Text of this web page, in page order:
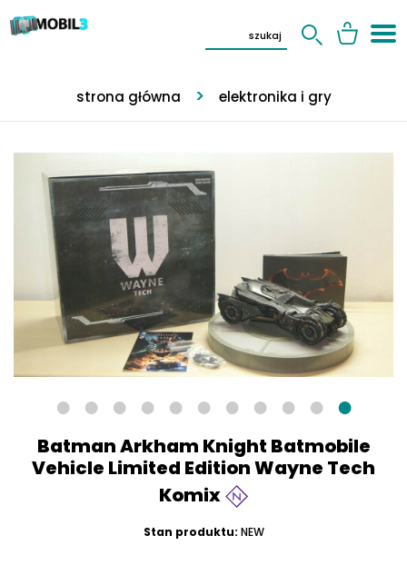
strona główna elektronika i gry
Batman Arkham Knight Batmobile
Vehicle Limited Edition Wayne Tech
Komix
Stan produktu: NEW